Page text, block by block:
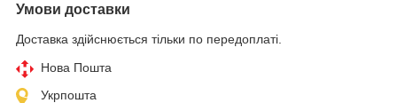
Умови доставки
Доставка здійснюється тільки по передоплаті.
Нова Пошта
Укрпошта